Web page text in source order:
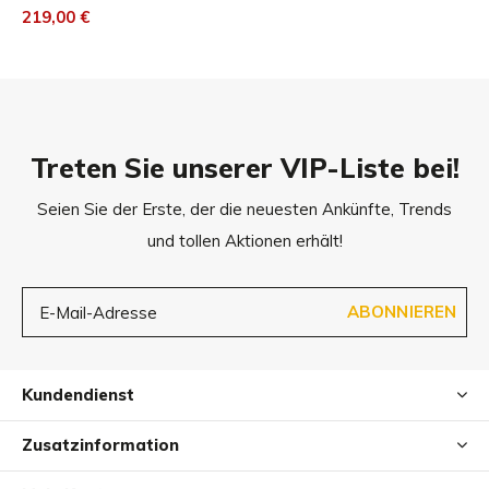
Verrutschen der Füllung zu verhindern.
Bei max. 30 ° C waschen
Waschmaschine gewaschen werden kann. Bei intensiver
Verwendung kann der Stoff holprig werden. Dies kann
abgedeckt. Hundehaare können mit einer Bürste entfernt
werden. Von innen nach außen waschen.
219,00 €
Treten Sie unserer VIP-Liste bei!
Seien Sie der Erste, der die neuesten Ankünfte, Trends
und tollen Aktionen erhält!
ABONNIEREN
Kundendienst
Zusatzinformation